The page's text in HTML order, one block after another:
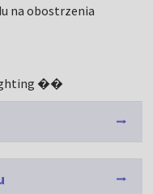
na obostrzenia
��